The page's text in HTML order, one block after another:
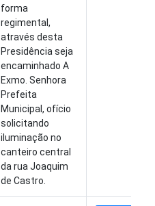
forma
regimental,
através desta
Presidência seja
encaminhado A
Exmo. Senhora
Prefeita
Municipal, ofício
solicitando
iluminação no
canteiro central
da rua Joaquim
de Castro.